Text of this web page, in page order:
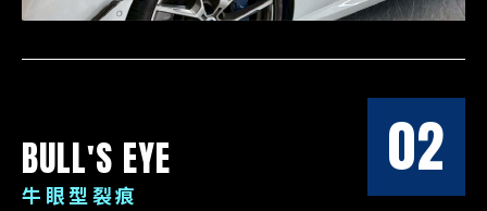
BULL'S EYE
牛眼型裂痕
02